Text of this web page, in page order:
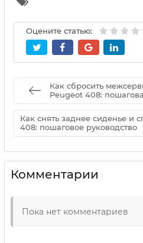
Оцените статью:
Как сбросить
Peugeot 408:
Как снять заднее сиденье и
408: пошаговое руководство
Комментарии
Пока нет комментариев